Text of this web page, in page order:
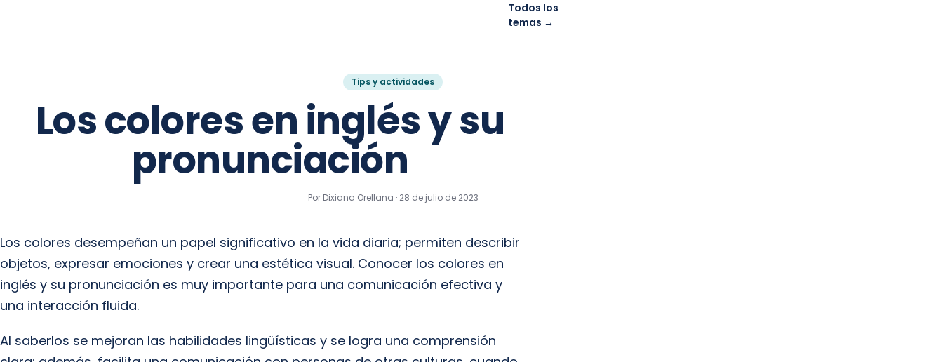
Todos los
temas →
Tips y actividades
Los colores en inglés y su
pronunciación
Por Dixiana Orellana · 28 de julio de 2023
Los colores desempeñan un papel significativo en la vida diaria; permiten describir
objetos, expresar emociones y crear una estética visual. Conocer los colores en
inglés y su pronunciación es muy importante para una comunicación efectiva y
una interacción fluida.
Al saberlos se mejoran las habilidades lingüísticas y se logra una comprensión